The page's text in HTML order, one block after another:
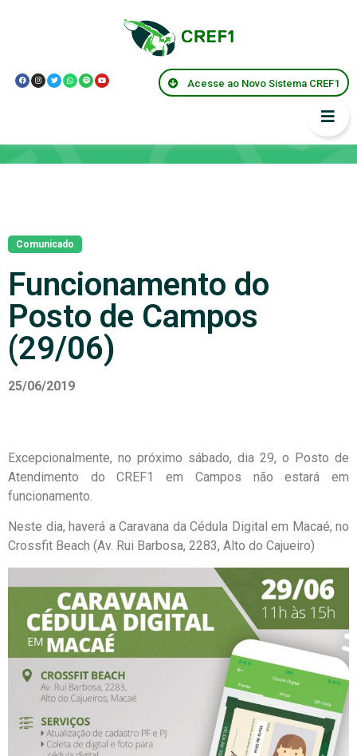
Acesse ao Novo Sistema CREF1
Comunicado
Funcionamento do
Posto de Campos
(29/06)
25/06/2019
Excepcionalmente, no próximo sábado, dia 29, o Posto de
Atendimento do CREF1 em Campos não estará em
funcionamento.
Neste dia, haverá a Caravana da Cédula Digital em Macaé, no
Crossfit Beach (Av. Rui Barbosa, 2283, Alto do Cajueiro)